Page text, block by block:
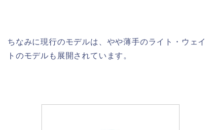
ちなみに現行のモデルは、やや薄手のライト・ウェイ
トのモデルも展開されています。